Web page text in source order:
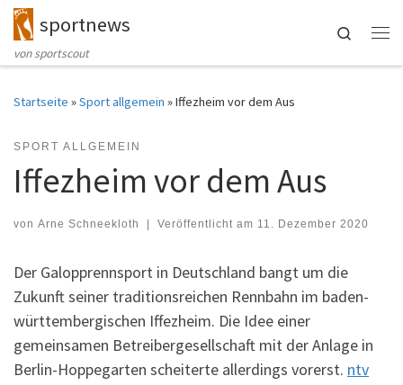
Zum Inhalt springen
sportnews
von sportscout
Search
Startseite »Sport allgemein »Iffezheim vor dem Aus
SPORT ALLGEMEIN
Iffezheim vor dem Aus
von Arne Schneekloth | Veröffentlicht am 11. Dezember 2020
Der Galopprennsport in Deutschland bangt um die
Zukunft seiner traditionsreichen Rennbahn im baden-
württembergischen Iffezheim. Die Idee einer
gemeinsamen Betreibergesellschaft mit der Anlage in
Berlin-Hoppegarten scheiterte allerdings vorerst. ntv